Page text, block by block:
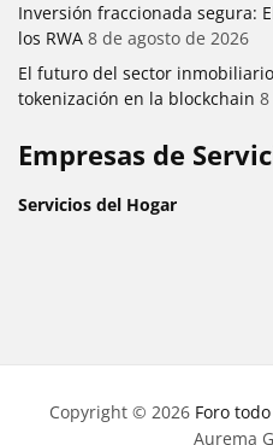
Inversión fraccionada segura:
los RWA 8 de agosto de 2026
El futuro del sector
tokenización en la blockchain
Empresas de
Servicios del Hogar
Copyright © 2026 Foro
Aurema